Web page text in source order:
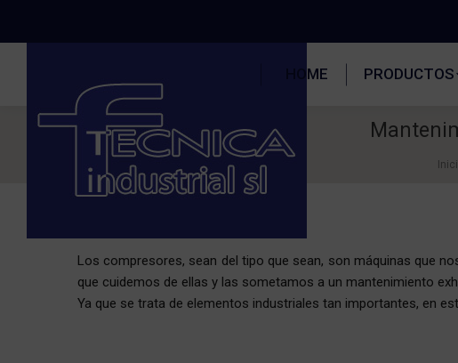
HOME PRODUCTOS
Estás aquí:
Los compresores, sean del tipo que sean, son máquinas que
que cuidemos de ellas y las sometamos a un mantenimiento
Ya que se trata de elementos industriales tan importantes, en